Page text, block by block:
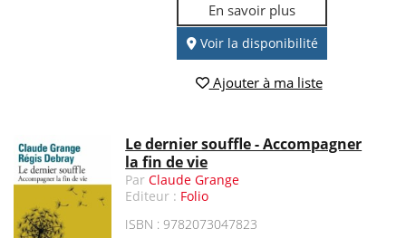
En savoir plus
Voir la disponibilité
Ajouter à ma liste
Le dernier souffle - Accompagner
la fin de vie
ParClaude Grange
Editeur : Folio
ISBN : 9782073047823